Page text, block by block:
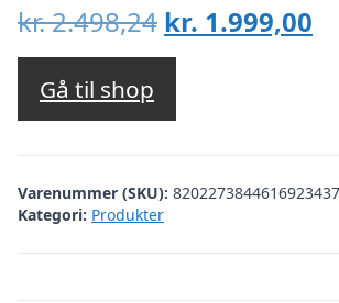
kr.2.498,24 Den
oprindelige
var:
kr. 2.498,24.
kr. 1.999,00
Gå til shop
Varenummer (SKU): 8202273844616923437
Kategori: Produkter